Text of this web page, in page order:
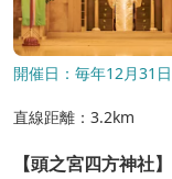
開催日：毎年12月31日
直線距離：3.2km
【頭之宮四方神